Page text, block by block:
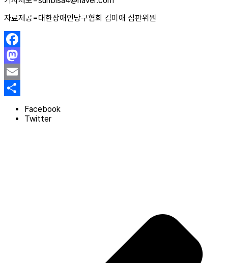
자료제공=대한장애인당구협회 김미애 심판위원
Facebook
Mastodon
Email
Share
Facebook
Twitter